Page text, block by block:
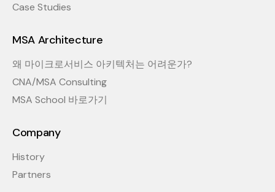
Case Studies
MSA Architecture
왜 마이크로서비스 아키텍처는 어려운가?
CNA/MSA Consulting
MSA School 바로가기
Company
History
Partners